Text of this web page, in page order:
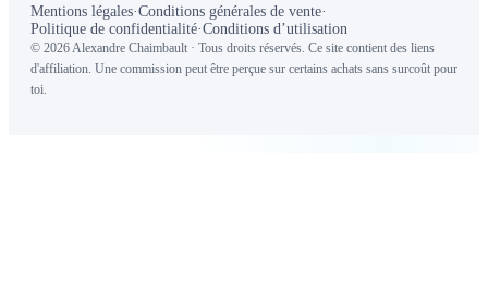
Mentions légales·Conditions générales de vente·
Politique de confidentialité·Conditions d’utilisation
© 2026 Alexandre Chaimbault · Tous droits réservés. Ce site contient des liens
d'affiliation. Une commission peut être perçue sur certains achats sans surcoût pour
toi.